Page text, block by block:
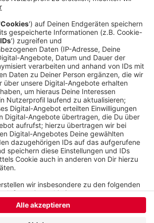
starten. In ganz Beyenburg gibt es
weshalb die
in der Regel in Schwelm oder
einkaufen.
16.08.2024 07:43